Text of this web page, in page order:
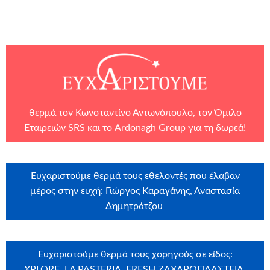
θερμά τον Κωνσταντίνο Αντωνόπουλο, τονΌμιλο
Εταιρειών SRS και το Ardonagh Group για τη δωρεά!
Ευχαριστούμε θερμά τους εθελοντές που έλαβαν
μέρος στην ευχή: Γιώργος Καραγάνης, Αναστασία
Δημητράτζου
Ευχαριστούμε θερμά τους χορηγούς σε είδος: